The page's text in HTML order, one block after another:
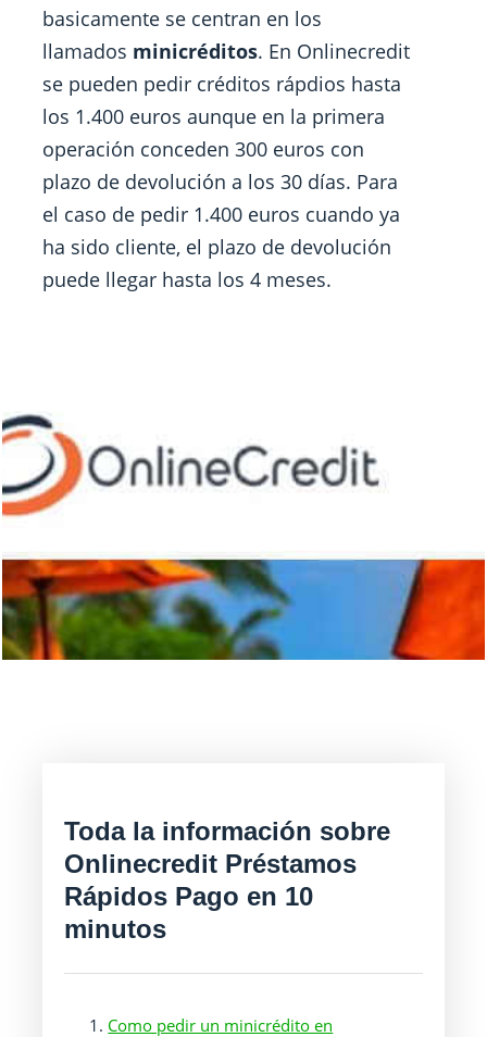
basicamente se centran en los
llamados minicréditos. En Onlinecredit
se pueden pedir créditos rápdios hasta
los 1.400 euros aunque en la primera
operación conceden 300 euros con
plazo de devolución a los 30 días. Para
el caso de pedir 1.400 euros cuando ya
ha sido cliente, el plazo de devolución
puede llegar hasta los 4 meses.
Toda la información sobre
Onlinecredit Préstamos
Rápidos Pago en 10
minutos
Como pedir un minicrédito en